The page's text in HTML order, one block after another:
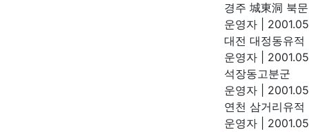
경주 城東洞 북
운영자
대전 대정동유적
운영자
석장동고분군
운영자
연천 삼거리유적
운영자